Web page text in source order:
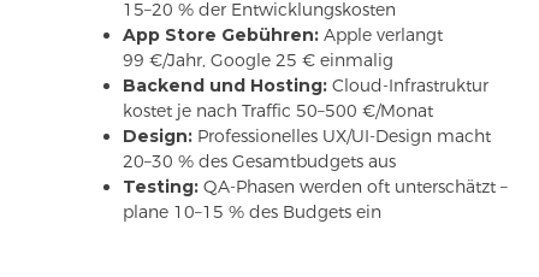
15–20 % der Entwicklungskosten
App Store Gebühren: Apple verlangt
99 €/Jahr, Google 25 € einmalig
Backend und Hosting: Cloud-Infrastruktur
kostet je nach Traffic 50–500 €/Monat
Design: Professionelles UX/UI-Design macht
20–30 % des Gesamtbudgets aus
Testing: QA-Phasen werden oft unterschätzt –
plane 10–15 % des Budgets ein